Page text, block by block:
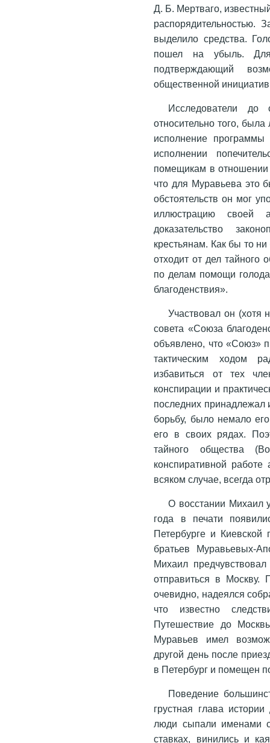
Д. Б. Мертваго,
распорядительностью.
выделило средства.
пошел на убыль.
подтверждающий
общественной
Исследователи
относительно того,
исполнение
исполнении
помещикам в отношении
что для Муравьева это
обстоятельств он мог
иллюстрацию своей
доказательство
крестьянам. Как бы то
отходит от дел тайного
по делам помощи
благоденствия».
Участвовал он (хотя
совета «Союза
объявлено, что «Союз»
тактическим ходом
избавиться от тех
конспирации и
последних принадлежал
борьбу, было немало
его в своих рядах.
тайного общества
конспиративной
всяком случае, всегда
О восстании Михаил
года в печати
Петербурге и Киевской
братьев Муравьевых-
Михаил
отправиться в
очевидно, надеялся
что известно
Путешествие до
Муравьев имел
другой день после
в Петербург и помещен
Поведение
грустная глава
люди сыпали именами
ставках, винились и